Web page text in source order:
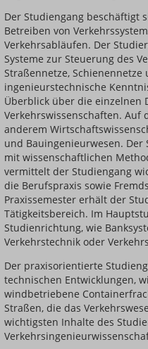
Der Studiengang beschäftigt
Betreiben von
Verkehrsabläufen. Der
Systeme zur Steuerung des
Straßennetze,
ingenieurstechnische
Überblick über die einzelnen
Verkehrswissenschaften.
anderem
und Bauingenieurwesen. Der
mit wissenschaftlichen
vermittelt der Studiengang
die Berufspraxis sowie
Praxissemester erhält der
Tätigkeitsbereich. Im
Studienrichtung, wie
Verkehrstechnik oder
Der praxisorientierte
technischen Entwicklungen,
windbetriebene
Straßen, die das
wichtigsten Inhalte des